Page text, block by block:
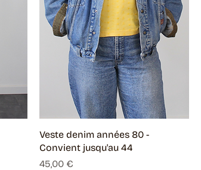
Veste denim années 80 -
Convient jusqu'au 44
Prix
45,00 €